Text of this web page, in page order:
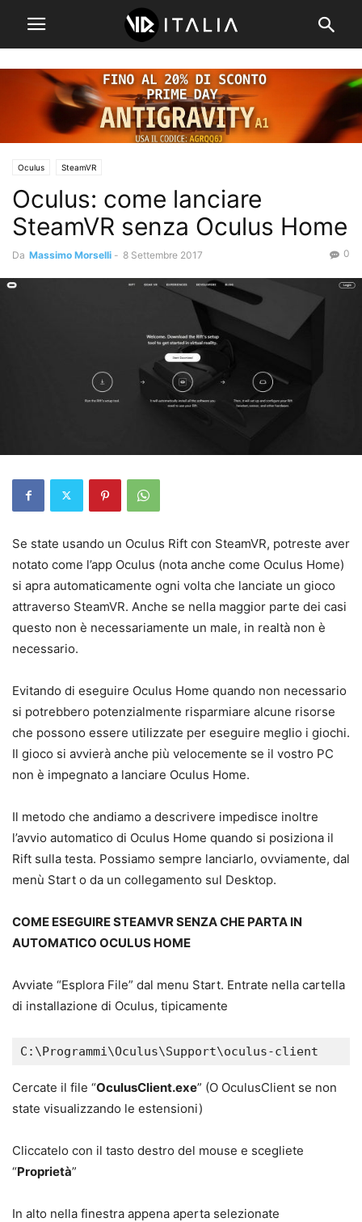
Oculus SteamVR
Oculus: come lanciare
SteamVR senza Oculus Home
Da Massimo Morselli - 8 Settembre 2017 0
Se state usando un Oculus Rift con SteamVR, potreste aver
notato come l’app Oculus (nota anche come Oculus Home)
si apra automaticamente ogni volta che lanciate un gioco
attraverso SteamVR. Anche se nella maggior parte dei casi
questo non è necessariamente un male, in realtà non è
necessario.
Evitando di eseguire Oculus Home quando non necessario
si potrebbero potenzialmente risparmiare alcune risorse
che possono essere utilizzate per eseguire meglio i giochi.
Il gioco si avvierà anche più velocemente se il vostro PC
non è impegnato a lanciare Oculus Home.
Il metodo che andiamo a descrivere impedisce inoltre
l’avvio automatico di Oculus Home quando si posiziona il
Rift sulla testa. Possiamo sempre lanciarlo, ovviamente, dal
menù Start o da un collegamento sul Desktop.
COME ESEGUIRE STEAMVR SENZA CHE PARTA IN
AUTOMATICO OCULUS HOME
Avviate “Esplora File” dal menu Start. Entrate nella cartella
di installazione di Oculus, tipicamente
C:\Programmi\Oculus\Support\oculus-client
Cercate il file “OculusClient.exe” (O OculusClient se non
state visualizzando le estensioni)
Cliccatelo con il tasto destro del mouse e scegliete
“Proprietà”
In alto nella finestra appena aperta selezionate